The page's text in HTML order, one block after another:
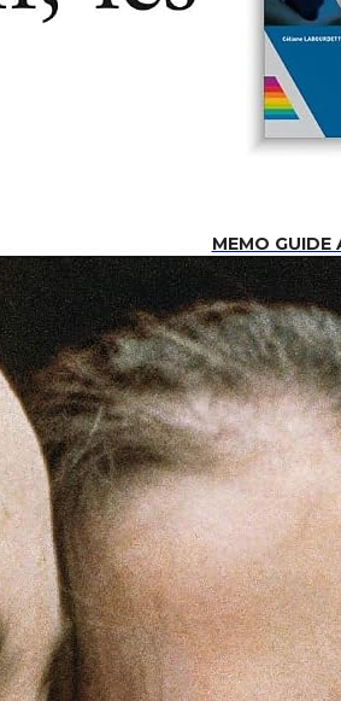
MEMO GUIDE